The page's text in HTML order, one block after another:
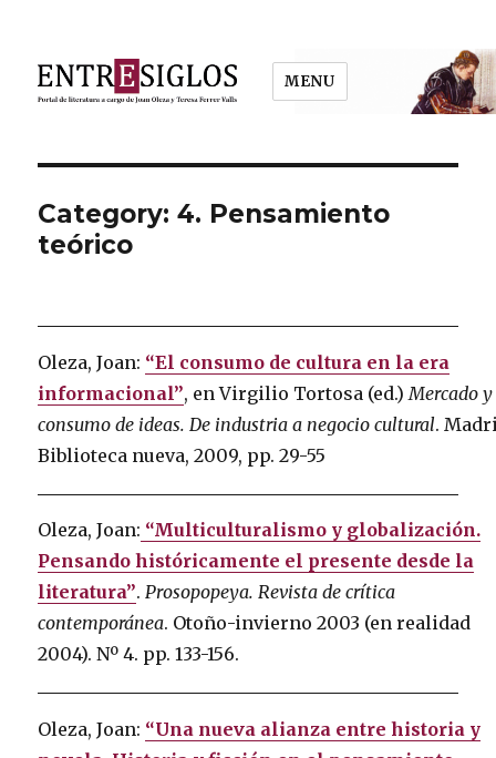
MENU
Category: 4. Pensamiento
teórico
Oleza, Joan: “El consumo de cultura en la era
informacional”, en Virgilio Tortosa (ed.) Mercado y
consumo de ideas. De industria a negocio cultural.
Biblioteca nueva, 2009, pp. 29-55
Oleza, Joan: “Multiculturalismo y globalización.
Pensando históricamente el presente desde la
literatura”.Prosopopeya. Revista de crítica
contemporánea. Otoño-invierno 2003 (en realidad
2004). Nº 4. pp. 133-156.
Oleza, Joan: “Una nueva alianza entre historia y